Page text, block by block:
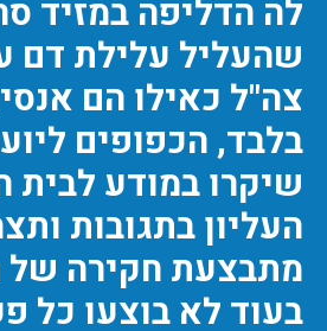
לה הדליפה במזיד
שהעליל עלילת דם
צה"ל כאילו הם
בלבד, הכפופים
שיקרו במודע
העליון בתגובות
מתבצעת חקירה
בעוד לא בוצעו כל